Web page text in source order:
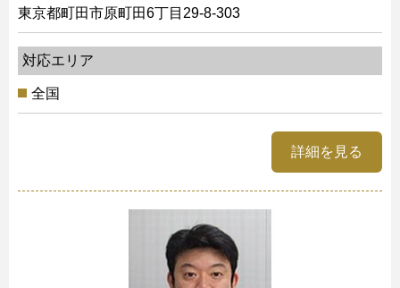
東京都町田市原町田6丁目29-8-303
対応エリア
全国
詳細を見る